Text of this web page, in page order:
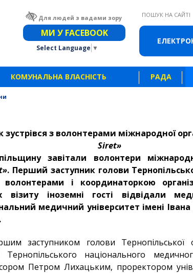
Для людей з вадами зору Звичайна
МИ У FACEBOOK
Select Language ▼
ПОШУК НА САЙТІ
КОМУНАЛЬНА ВЛАСНІСТЬ РАДА
з волонтерами міжнародної
Siret»
завітали волонтери
. Перший заступник голови
і координаторкою
іноземні гості відвідали
медичний університет імені
заступником голови
національного
Петром Лихацьким, проректором